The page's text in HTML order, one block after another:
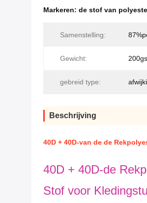
Markeren: de stof van
Samenstelling:
Gewicht:
gebreid type:
Beschrijving
40D + 40D-van de de
40D + 40D-de
Stof voor